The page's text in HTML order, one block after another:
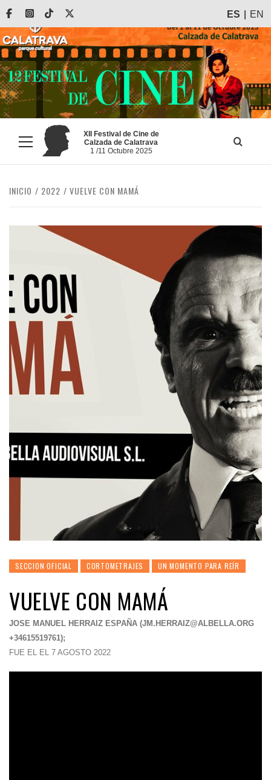
Saltar
contenido
FacebookInstagram
Tiktok ES EN
Menú
principal
XII Festival de Cine de
Calzada de Calatrava
1 /11 Octubre 2025
INICIO 2022 VUELVE CON MAMÁ
SECCION OFICIAL CORTOMETRAJES UN MOMENTO PARA REÍR
VUELVE CON MAMÁ
JOSE MANUEL HERRAIZ ESPAÑA (JM.HERRAIZ@ALBELLA.ORG
+34615519761);
FUE EL EL 7 AGOSTO 2022